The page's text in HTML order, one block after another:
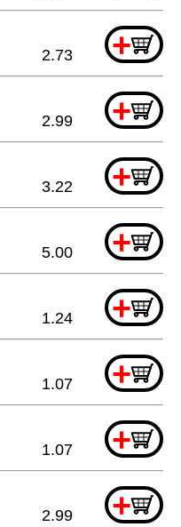
+
2.73
+
2.99
+
3.22
+
5.00
+
1.24
+
1.07
+
1.07
+
2.99